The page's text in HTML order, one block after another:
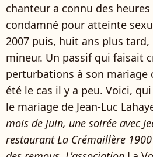
chanteur a connu des
condamné pour atteinte
2007 puis, huit ans plus
mineur. Un passif qui faisait
perturbations à son mariage
été le cas il y a peu. Voici,
le mariage de Jean-Luc
mois de juin, une soirée avec
restaurant La Crémaillère